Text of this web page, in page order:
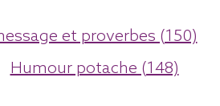
et proverbes (150)
Humour potache (148)